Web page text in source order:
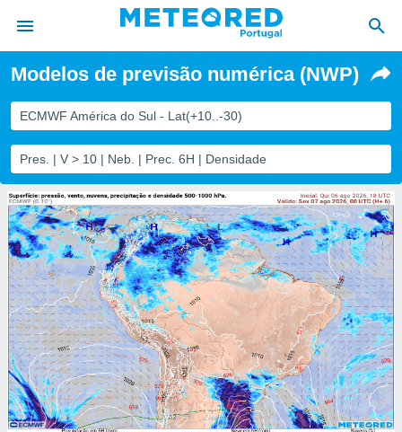
foi
para
as
fornecidas
a este
das
e
forma
digital
recolhidas
Modelos de previsão numérica (NWP)
ECMWF América do Sul - Lat(+10..-30)
Pres. | V > 10 | Neb. | Prec. 6H | Densidade